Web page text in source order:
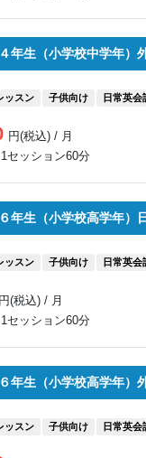
年生（小学校中学年）
ッスン 子供向け 日常英会
円(税込) / 月
セッション60分
年生（小学校高学年）
ッスン 子供向け 日常英会
円(税込) / 月
セッション60分
年生（小学校高学年）
ッスン 子供向け 日常英会